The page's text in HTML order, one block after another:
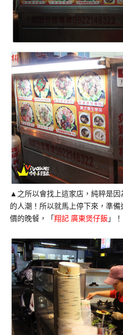
▲之所以會找上這家店，純粹是
的人潮！所以就馬上停下來，準
價的晚餐，「 翔記 廣東煲仔飯 」！